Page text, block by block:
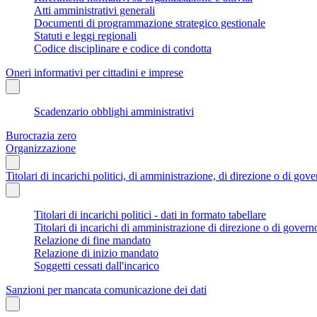
Atti amministrativi generali
Documenti di programmazione strategico gestionale
Statuti e leggi regionali
Codice disciplinare e codice di condotta
Oneri informativi per cittadini e imprese
Scadenzario obblighi amministrativi
Burocrazia zero
Organizzazione
Titolari di incarichi politici, di amministrazione, di direzione o di
Titolari di incarichi politici - dati in formato tabellare
Titolari di incarichi di amministrazione di direzione o di
Relazione di fine mandato
Relazione di inizio mandato
Soggetti cessati dall'incarico
Sanzioni per mancata comunicazione dei dati